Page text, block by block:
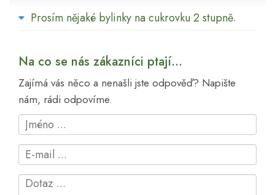
Prosím nějaké bylinky na cukrovku 2 stupně.
Na co se nás zákazníci ptají...
Zajímá vás něco a nenašli jste odpověď? Napište
nám, rádi odpovíme.